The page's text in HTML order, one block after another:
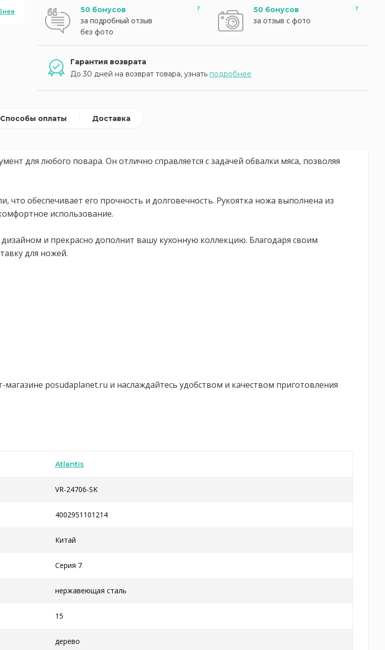
50 бонусов
за подробный отзыв
без фото
50 бонусов
за отзыв с фото
Гарантия возврата
До 30 дней на возврат товара, узнать подробнее
Способы оплаты Доставка
для любого повара. Он отлично справляется с задачей обвалки мяса, позволяя
обеспечивает его прочность и долговечность. Рукоятка ножа выполнена из
использование.
и прекрасно дополнит вашу кухонную коллекцию. Благодаря своим
для ножей.
posudaplanet.ru и наслаждайтесь удобством и качеством приготовления
Atlantis
VR-24706-SK
4002951101214
Китай
Серия 7
нержавеющая сталь
15
дерево